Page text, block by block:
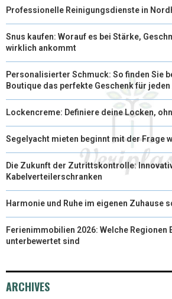
Professionelle Reinigungsdienste in
Snus kaufen: Worauf es bei Stärke,
wirklich ankommt
Personalisierter Schmuck: So finden Sie
Boutique das perfekte Geschenk für jeden
Lockencreme: Definiere deine Locken,
Segelyacht mieten beginnt mit der Frage
Die Zukunft der Zutrittskontrolle:
Kabelverteilerschranken
Harmonie und Ruhe im eigenen Zuhause
Ferienimmobilien 2026: Welche Regionen
unterbewertet sind
ARCHIVES